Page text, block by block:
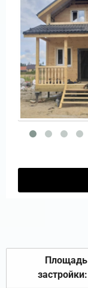
Площадь
застройки: